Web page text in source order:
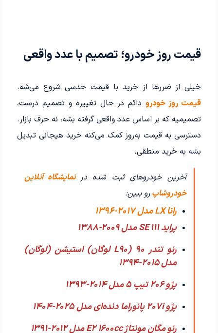
قیمت روز خودرو؛ تصمیم با عدد واقعی
خیلی از ضررها از خرید با قیمت حدسی شروع می‌شه.
قیمت روز خودرودائم در حال تغییره و تصمیم درست،
تصمیمیه که بر اساس عدد واقعی گرفته بشه، نه حرف بازار.
دسترسی به قیمت به‌روز کمک می‌کنه خرید هیجانی تبدیل
بشه به خرید منطقی.
آخرین خودروهای ثبت شده در نمایشگاه آنلاین
خودروشاپرو ببین:
رانا LX مدل 2017-1396
پراید 111 SE مدل 2009-1388
رنو تندر 90 (L90 لوگان) استیشن (لوگان)
مدل 2015-1394
پژو 206 تیپ ۵ مدل 2014-1393
پژو 207i پانوراما دنده‌ای مدل 2025-1404
رنو مگان مونتاژ E2 1600cc مدل 2012-1391